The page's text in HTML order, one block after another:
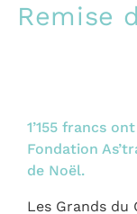
Remise
1’155 francs
Fondation
de Noël.
Les Grands du